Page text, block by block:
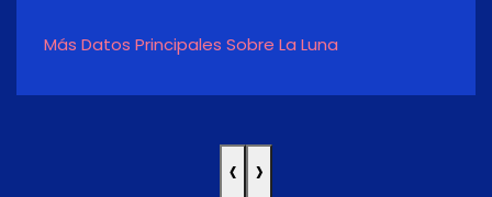
Más Datos Principales Sobre La Luna
‹ ›